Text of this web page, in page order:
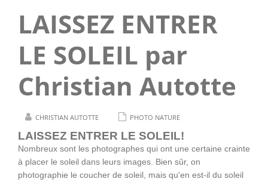
LAISSEZ ENTRER
LE SOLEIL par
Christian Autotte
CHRISTIAN AUTOTTE PHOTO NATURE
LAISSEZ ENTRER LE SOLEIL!
Nombreux sont les photographes qui ont une certaine crainte
à placer le soleil dans leurs images. Bien sûr, on
photographie le coucher de soleil, mais qu'en est-il du soleil